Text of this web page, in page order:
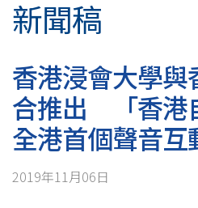
大
學
與
香
港
新聞稿
香港浸會大學與
合推出 「香港
全港首個聲音互
2019年11月06日